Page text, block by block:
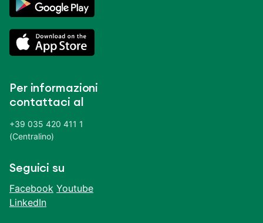
Per informazioni
contattaci al
+39 035 420 411 1
(Centralino)
Seguici su
Facebook Youtube
LinkedIn